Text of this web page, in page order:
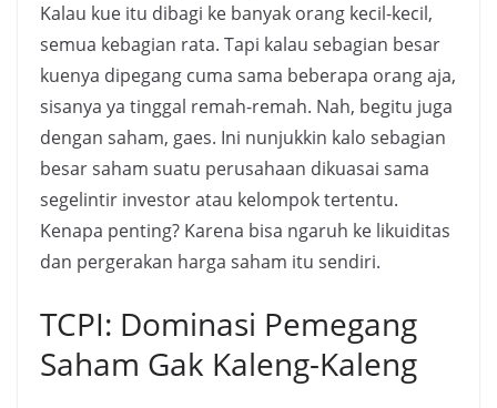
Kalau kue itu dibagi ke banyak orang kecil-kecil,
semua kebagian rata. Tapi kalau sebagian besar
kuenya dipegang cuma sama beberapa orang aja,
sisanya ya tinggal remah-remah. Nah, begitu juga
dengan saham, gaes. Ini nunjukkin kalo sebagian
besar saham suatu perusahaan dikuasai sama
segelintir investor atau kelompok tertentu.
Kenapa penting? Karena bisa ngaruh ke likuiditas
dan pergerakan harga saham itu sendiri.
TCPI: Dominasi Pemegang
Saham Gak Kaleng-Kaleng